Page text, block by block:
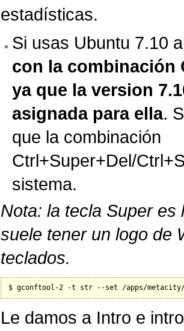
estadísticas.
Si usas Ubuntu 7.10
con la combinación
ya que la version
asignada para ella.
que la combinación
Ctrl+Super+Del/
sistema.
Nota: la tecla Super
suele tener un logo de
teclados.
Le damos a Intro e